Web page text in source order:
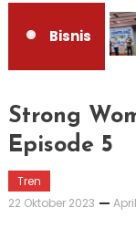
Bisnis
Strong
Episode 5
Tren
22 Oktober 2023